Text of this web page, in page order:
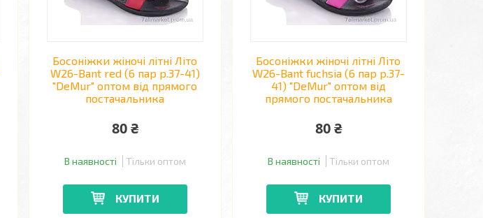
Босоніжки жіночі літні Літо
W26-Bant red (6 пар р.37-41)
"DeMur" оптом від прямого
постачальника
80 ₴
В наявності Тільки оптом
КУПИТИ
Босоніжки жіночі літні Літо
W26-Bant fuchsia (6 пар р.37-
41) "DeMur" оптом від
прямого постачальника
80 ₴
В наявності Тільки оптом
КУПИТИ